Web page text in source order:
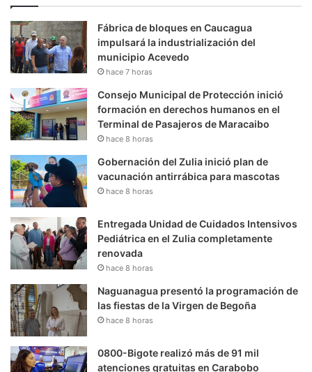
Fábrica de bloques en Caucagua
impulsará la industrialización del
municipio Acevedo
hace 7 horas
Consejo Municipal de Protección inició
formación en derechos humanos en el
Terminal de Pasajeros de Maracaibo
hace 8 horas
Gobernación del Zulia inició plan de
vacunación antirrábica para mascotas
hace 8 horas
Entregada Unidad de Cuidados Intensivos
Pediátrica en el Zulia completamente
renovada
hace 8 horas
Naguanagua presentó la programación de
las fiestas de la Virgen de Begoña
hace 8 horas
0800-Bigote realizó más de 91 mil
atenciones gratuitas en Carabobo